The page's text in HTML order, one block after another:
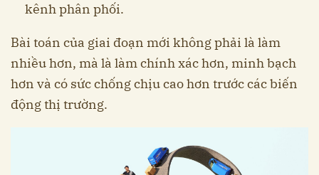
kênh phân phối.
Bài toán của giai đoạn mới không phải là làm
nhiều hơn, mà là làm chính xác hơn, minh bạch
hơn và có sức chống chịu cao hơn trước các biến
động thị trường.